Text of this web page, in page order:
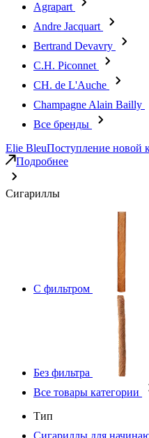
Agrapart
Andre Jacquart
Bertrand Devavry
C.H. Piconnet
CH. de L'Auche
Champagne Alain Bailly
Все бренды
Elie BleuПоступление новой
Подробнее
Сигариллы
С фильтром
Без фильтра
Все товары категории
Тип
Сигариллы для